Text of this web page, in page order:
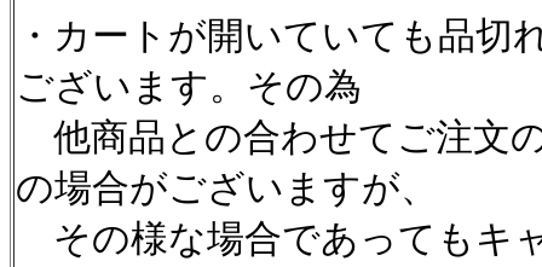
・カートが開いていても品切
ございます。その為
他商品との合わせてご注文
の場合がございますが、
その様な場合であってもキ